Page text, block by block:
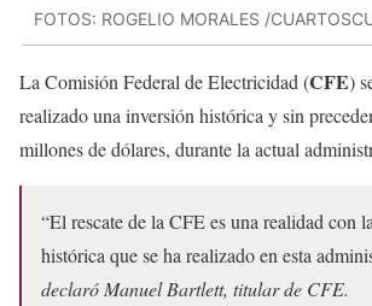
FOTOS: ROGELIO MORALES /
La Comisión Federal de Electricidad (CFE)
realizado una inversión histórica y sin
millones de dólares, durante la actual
“El rescate de la CFE es una realidad con
histórica que se ha realizado en esta
declaró Manuel Bartlett, titular de CFE.